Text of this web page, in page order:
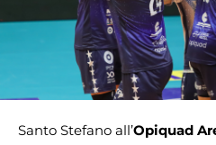
Santo Stefano all’Opiquad